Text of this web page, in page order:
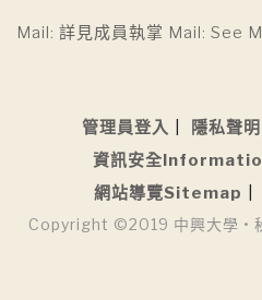
Mail: 詳見成員執掌 Mail: See
管理員登入
隱私聲
資訊安全
網站導覽Sitemap
Copyright ©2019 中興大學 •